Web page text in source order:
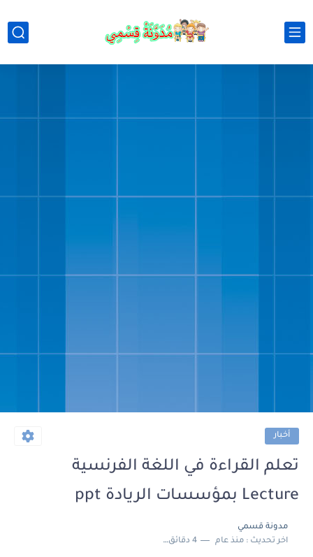
أخبار
تعلم القراءة في اللغة الفرنسية
Lecture بمؤسسات الريادة ppt
مدونة قسمي
اخر تحديث :منذ عام 4 دقائق للقراءة